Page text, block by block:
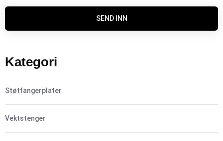
SEND INN
Kategori
Støtfangerplater
Vektstenger